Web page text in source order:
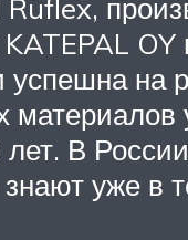
OY
на
материалов
В
уже в